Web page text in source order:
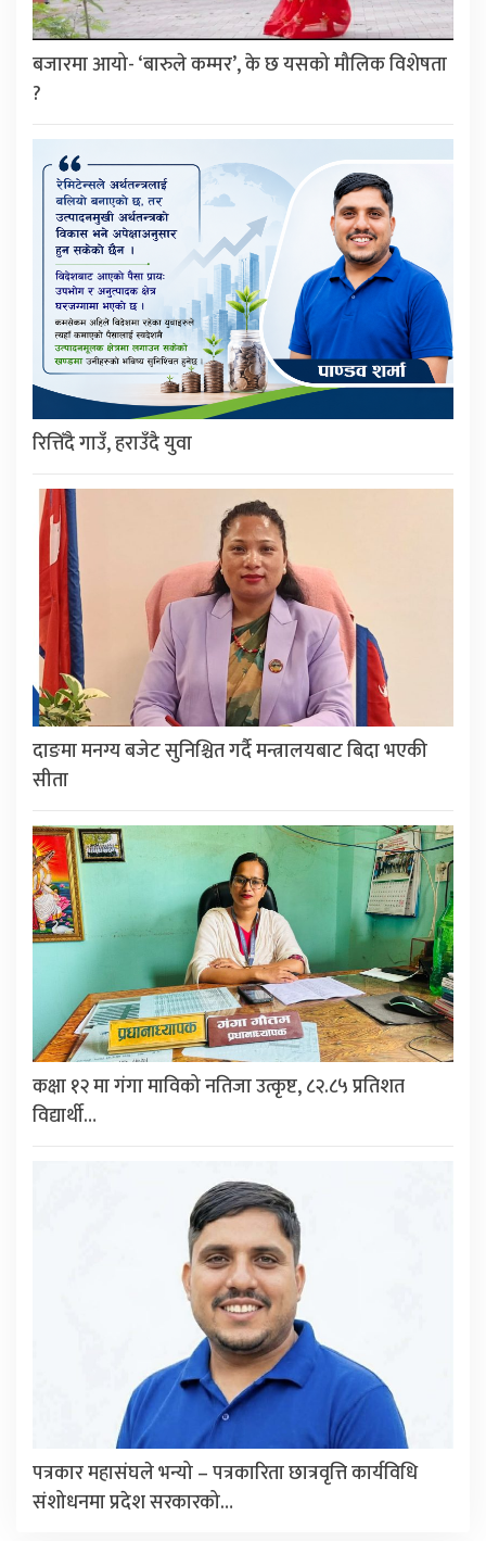
बजारमा आयो- ‘बारुले कम्मर’, के छ यसको मौलिक विशेषता
?
रित्तिँदै गाउँ, हराउँदै युवा
दाङमा मनग्य बजेट सुनिश्चित गर्दै मन्त्रालयबाट बिदा भएकी
सीता
कक्षा १२ मा गंगा माविको नतिजा उत्कृष्ट, ८२.८५ प्रतिशत
विद्यार्थी…
पत्रकार महासंघले भन्यो – पत्रकारिता छात्रवृत्ति कार्यविधि
संशोधनमा प्रदेश सरकारको…